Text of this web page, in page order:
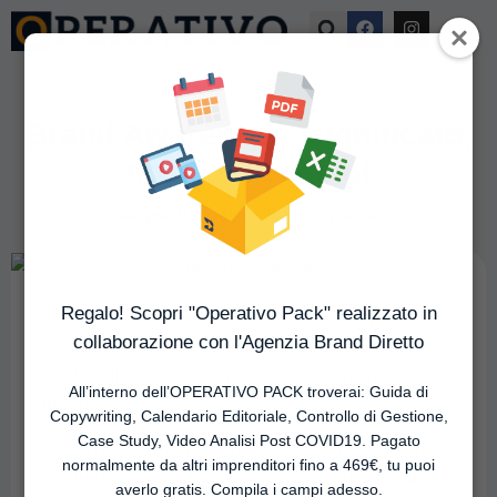
Brand Awareness: significato,
cos’è ed esempi
Angelo Battaglia |Pubblicato
Caro imprenditore, quando consideriamo gli
investimenti da fare in marketing e comunicazione
I motivi sono tanti ma la difficoltà nella valutazione
del ritorno economico è sicuramente il principale.
Regalo! Scopri "Operativo Pack" realizzato in
collaborazione con l'Agenzia Brand Diretto
All’interno dell’OPERATIVO PACK troverai: Guida di
Copywriting, Calendario Editoriale, Controllo di Gestione,
Case Study, Video Analisi Post COVID19. Pagato
normalmente da altri imprenditori fino a 469€, tu puoi
averlo gratis. Compila i campi adesso.